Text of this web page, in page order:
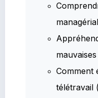
Comment
télétravail